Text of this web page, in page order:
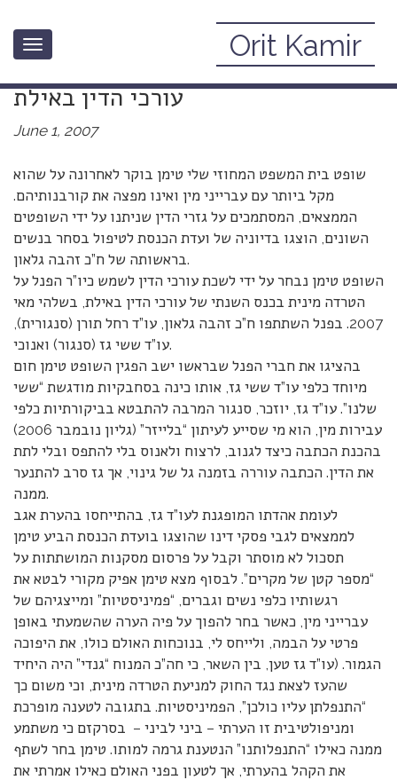
Toggle
Orit Kamir
על פנל ההטרדה המינית בכנס לשכת
עורכי הדין באילת
June 1, 2007
שופט בית המשפט המחוזי שלי טימן בוקר לאחרונה על שהוא
מקל ביותר עם עברייני מין ואינו מפצה את קורבנותיהם.
הממצאים, המסתמכים על גזרי הדין שניתנו על ידי השופטים
השונים, הוצגו בדיוניה של ועדת הכנסת לטיפול בסחר בנשים
בראשותה של ח”כ זהבה גלאון.
השופט טימן נבחר על ידי לשכת עורכי הדין לשמש כיו”ר הפנל על
הטרדה מינית בכנס השנתי של עורכי הדין באילת, בשלהי מאי
2007. בפנל השתתפו ח”כ זהבה גלאון, עו”ד רחל תורן (סנגורית),
עו”ד ששי גז (סנגור) ואנוכי.
בהציגו את חברי הפנל שבראשו ישב הפגין השופט טימן חום
מיוחד כלפי עו”ד ששי גז, אותו כינה בסחבקיות מודגשת “ששי
שלנו”. עו”ד גז, יוזכר, סנגור המרבה להתבטא בביקורתיות כלפי
עבירות מין, הוא מי שסייע לעיתון “בלייזר” (גליון נובמבר 2006)
בהכנת הכתבה כיצד לגנוב, לרצוח ולאנוס בלי להתפס ובלי לתת
את הדין. הכתבה עוררה בזמנה גל של גינוי, אך גז סרב להתנער
ממנה.
לעומת אהדתו המופגנת לעו”ד גז, בהתייחסו בהערת אגב
לממצאים לגבי פסקי דינו שהוצגו בועדת הכנסת הביע טימן
תסכול לא מוסתר וקבל על פרסום מסקנות המושתתות על
“מספר קטן של מקרים”. לבסוף מצא טימן אפיק מקורי לבטא את
רגשותיו כלפי נשים וגברים, “פמיניסטיות” ומייצגיהם של
עברייני מין, כאשר בחר להפוך על פיה הערה שהשמעתי באופן
פרטי על הבמה, ולייחס לי, בנוכחות האולם כולו, את היפוכה
הגמור. (עו”ד גז טען, בין השאר, כי חה”כ המנוח “גנדי” היה היחיד
שהעז לצאת נגד החוק למניעת הטרדה מינית, וכי משום כך
“התנפלתן עליו כולכן”, הפמיניסטיות. בתגובה לטענה מופרכת
ומניפולטיבית זו הערתי – ביני לביני – בסרקזם כי משתמע
ממנה כאילו “התנפלותנו” הנטענת גרמה למותו. טימן בחר לשתף
את הקהל בהערתי, אך לטעון בפני האולם כאילו אמרתי את